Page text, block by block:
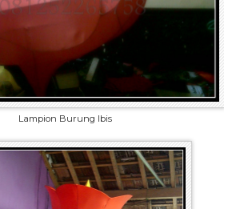
Lampion Burung Ibis